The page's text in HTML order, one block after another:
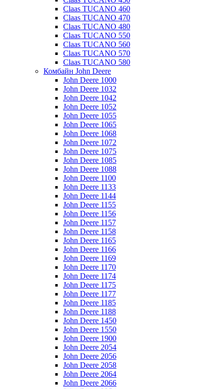
Claas TUCANO 460
Claas TUCANO 470
Claas TUCANO 480
Claas TUCANO 550
Claas TUCANO 560
Claas TUCANO 570
Claas TUCANO 580
Комбайн John Deere
John Deere 1000
John Deere 1032
John Deere 1042
John Deere 1052
John Deere 1055
John Deere 1065
John Deere 1068
John Deere 1072
John Deere 1075
John Deere 1085
John Deere 1088
John Deere 1100
John Deere 1133
John Deere 1144
John Deere 1155
John Deere 1156
John Deere 1157
John Deere 1158
John Deere 1165
John Deere 1166
John Deere 1169
John Deere 1170
John Deere 1174
John Deere 1175
John Deere 1177
John Deere 1185
John Deere 1188
John Deere 1450
John Deere 1550
John Deere 1900
John Deere 2054
John Deere 2056
John Deere 2058
John Deere 2064
John Deere 2066